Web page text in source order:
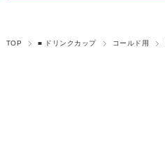
TOP ■ ドリンクカップ コールド用